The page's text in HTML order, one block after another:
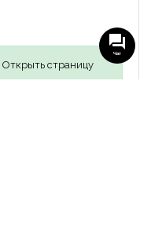
Открыть страницу
Чат